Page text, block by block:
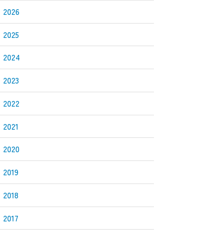
2026
2025
2024
2023
2022
2021
2020
2019
2018
2017